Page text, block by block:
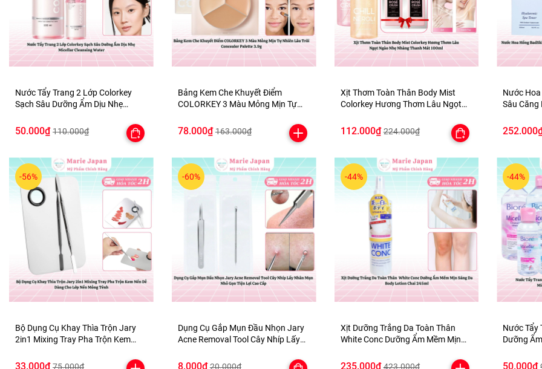
Nước Tẩy Trang 2 Lớp Colorkey
Sạch Sâu Dưỡng Ẩm Dịu Nhẹ
50.000₫ 110.000₫
Bảng Kem Che Khuyết Điểm
COLORKEY 3 Màu Mỏng Mịn Tự
3.9g
78.000₫ 163.000₫
Xịt Thơm Toàn Thân Body Mist
Colorkey Hương Thơm Lâu Ngọt
100ml
112.000₫ 224.000₫
Nước
Sâu Căng
500ml
-56%
Bộ Dụng Cụ Khay Thìa Trộn Jary
2in1 Mixing Tray Pha Trộn Kem
Tênh
33.000₫ 75.000₫
-60%
Dụng Cụ Gắp Mụn Đầu Nhọn Jary
Acne Removal Tool Cây Nhíp Lấy
Cấp
8.000₫ 20.000₫
-44%
Xịt Dưỡng Trắng Da Toàn Thân
White Conc Dưỡng Ẩm Mềm Mịn
235.000₫ 423.000₫
-44%
Nước Tẩy
Dưỡng
50.000₫